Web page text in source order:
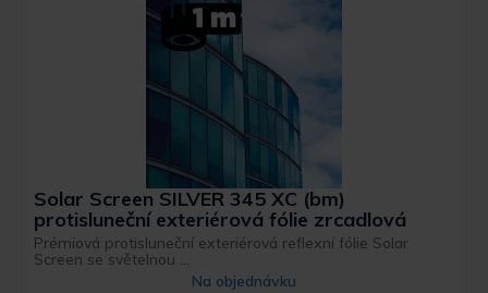
Solar Screen SILVER 345 XC (bm)
protisluneční exteriérová fólie zrcadlová
Prémiová protisluneční exteriérová reflexní fólie Solar
Screen se světelnou ...
Na objednávku